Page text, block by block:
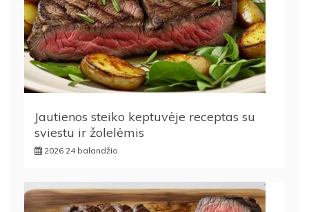
Jautienos steiko keptuvėje receptas su
sviestu ir žolelėmis
2026 24 balandžio